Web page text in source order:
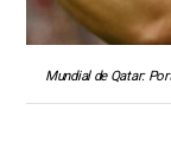
Mundial de Qatar: